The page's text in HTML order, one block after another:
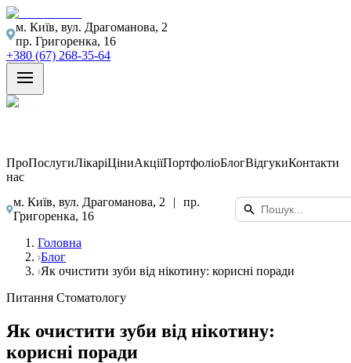
м. Київ, вул. Драгоманова, 2
пр. Григоренка, 16
+380 (67) 268-35-64
Про
нас
ПослугиЛікаріЦіниАкціїПортфоліоБлогВідгукиКонтакти
м. Київ, вул. Драгоманова, 2 |
пр.
Григоренка, 16
Головна
Блог
Як очистити зуби від нікотину: корисні поради
Питання Стоматологу
Як очистити зуби від нікотину:
корисні поради